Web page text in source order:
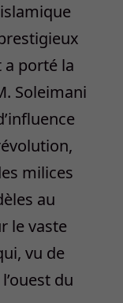
a porté la
Soleimani
milices
au
le vaste
vu de
du